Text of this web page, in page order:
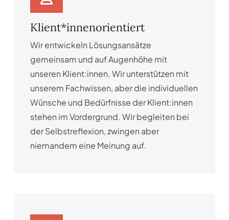
Klient*innenorientiert
Wir entwickeln Lösungsansätze
gemeinsam und auf Augenhöhe mit
unseren Klient:innen. Wir unterstützen mit
unserem Fachwissen, aber die individuellen
Wünsche und Bedürfnisse der Klient:innen
stehen im Vordergrund. Wir begleiten bei
der Selbstreflexion, zwingen aber
niemandem eine Meinung auf.